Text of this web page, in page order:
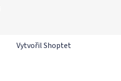
Vytvořil Shoptet